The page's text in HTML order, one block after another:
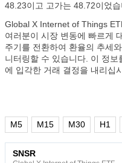
48.23이고 고가는 48.72이었습
Global X Internet of Things
여러분이 시장 변동에 빠르게
주기를 전환하여 환율의 추세
니터링할 수 있습니다. 이 정
에 입각한 거래 결정을 내리십
M5 M15 M30 H1
SNSR